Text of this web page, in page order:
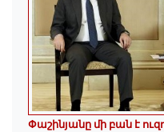
Փաշինյանը մի բան է